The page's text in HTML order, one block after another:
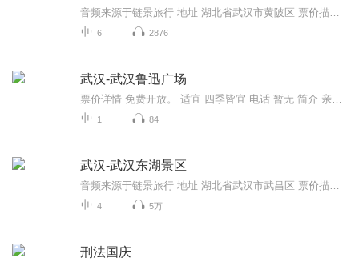
6 2876
武汉-武汉鲁迅广场
1 84
武汉-武汉东湖景区
4 5万
刑法国庆